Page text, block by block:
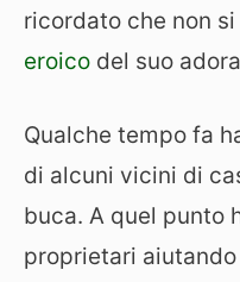
ricordato che non
eroico del suo
Qualche tempo fa
di alcuni vicini di
buca. A quel punto
proprietari